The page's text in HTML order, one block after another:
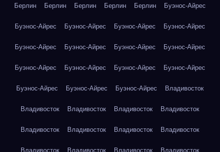
Берлин Берлин Берлин Берлин Берлин Буэнос-Айрес
Буэнос-Айрес Буэнос-Айрес Буэнос-Айрес Буэнос-Айрес
Буэнос-Айрес Буэнос-Айрес Буэнос-Айрес Буэнос-Айрес
Буэнос-Айрес Буэнос-Айрес Буэнос-Айрес Буэнос-Айрес
Буэнос-Айрес Буэнос-Айрес Буэнос-Айрес Владивосток
Владивосток Владивосток Владивосток Владивосток
Владивосток Владивосток Владивосток Владивосток
Владивосток Владивосток Владивосток Владивосток